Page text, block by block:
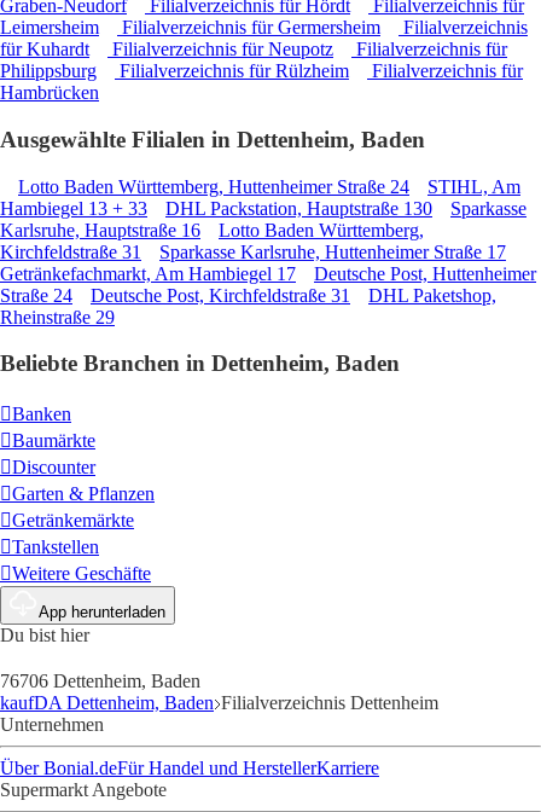
Graben-Neudorf
Filialverzeichnis für Hördt
Filialverzeichnis für
Leimersheim
Filialverzeichnis für Germersheim
Filialverzeichnis
für Kuhardt
Filialverzeichnis für Neupotz
Filialverzeichnis für
Philippsburg
Filialverzeichnis für Rülzheim
Filialverzeichnis für
Hambrücken
Ausgewählte Filialen in Dettenheim, Baden
Lotto Baden Württemberg, Huttenheimer Straße 24
STIHL, Am
Hambiegel 13 + 33
DHL Packstation, Hauptstraße 130
Sparkasse
Karlsruhe, Hauptstraße 16
Lotto Baden Württemberg,
Kirchfeldstraße 31
Sparkasse Karlsruhe, Huttenheimer Straße 17
Getränkefachmarkt, Am Hambiegel 17
Deutsche Post, Huttenheimer
Straße 24
Deutsche Post, Kirchfeldstraße 31
DHL Paketshop,
Rheinstraße 29
Beliebte Branchen in Dettenheim, Baden
Banken
Baumärkte
Discounter
Garten & Pflanzen
Getränkemärkte
Tankstellen
Weitere Geschäfte
App herunterladen
Du bist hier
76706 Dettenheim, Baden
kaufDA Dettenheim, Baden Filialverzeichnis Dettenheim
Unternehmen
Über Bonial.deFür Handel und HerstellerKarriere
Supermarkt Angebote